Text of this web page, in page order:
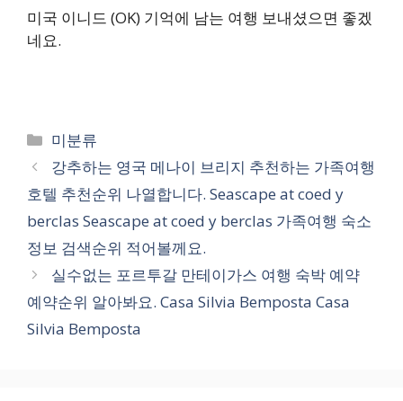
미국 이니드 (OK) 기억에 남는 여행 보내셨으면 좋겠
네요.
카
테
고
리
미분류
강추하는 영국 메나이 브리지 추천하는 가족여행
호텔 추천순위 나열합니다. Seascape at coed y
berclas Seascape at coed y berclas 가족여행 숙소
정보 검색순위 적어볼께요.
실수없는 포르투갈 만테이가스 여행 숙박 예약
예약순위 알아봐요. Casa Silvia Bemposta Casa
Silvia Bemposta